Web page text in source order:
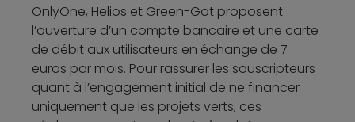
OnlyOne, Helios et Green-Got proposent
l’ouverture d’un compte bancaire et une carte
de débit aux utilisateurs en échange de 7
euros par mois. Pour rassurer les souscripteurs
quant à l’engagement initial de ne financer
uniquement que les projets verts, ces